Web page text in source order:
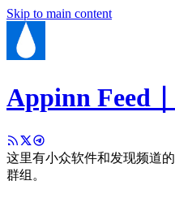
Skip to main content
Appinn Feed
这里有小众软件和发现频道
群组。